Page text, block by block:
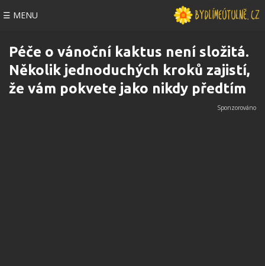
☰ MENU
Péče o vánoční kaktus není složitá.
Několik jednoduchých kroků zajistí,
že vám pokvete jako nikdy předtím